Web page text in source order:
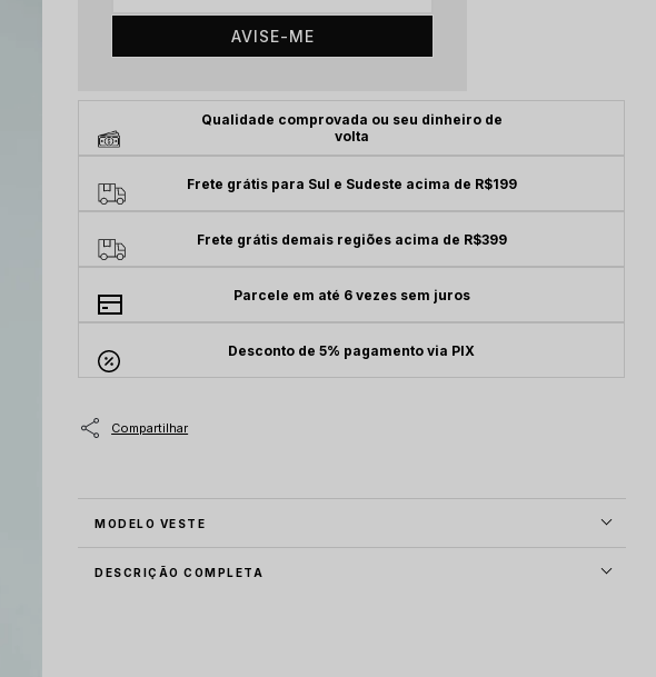
AVISE-ME
Qualidade comprovada ou seu dinheiro de
volta
Frete grátis para Sul e Sudeste acima de R$199
Frete grátis demais regiões acima de R$399
Parcele em até 6 vezes sem juros
Desconto de 5% pagamento via PIX
MODELO VESTE
DESCRIÇÃO COMPLETA